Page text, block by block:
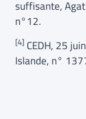
suffisante,
n°12.
[4] CEDH, 25
Islande, n°